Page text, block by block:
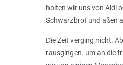
holten wir uns von Aldi
Schwarzbrot und aßen
Die Zeit verging nicht.
rausgingen. um an die